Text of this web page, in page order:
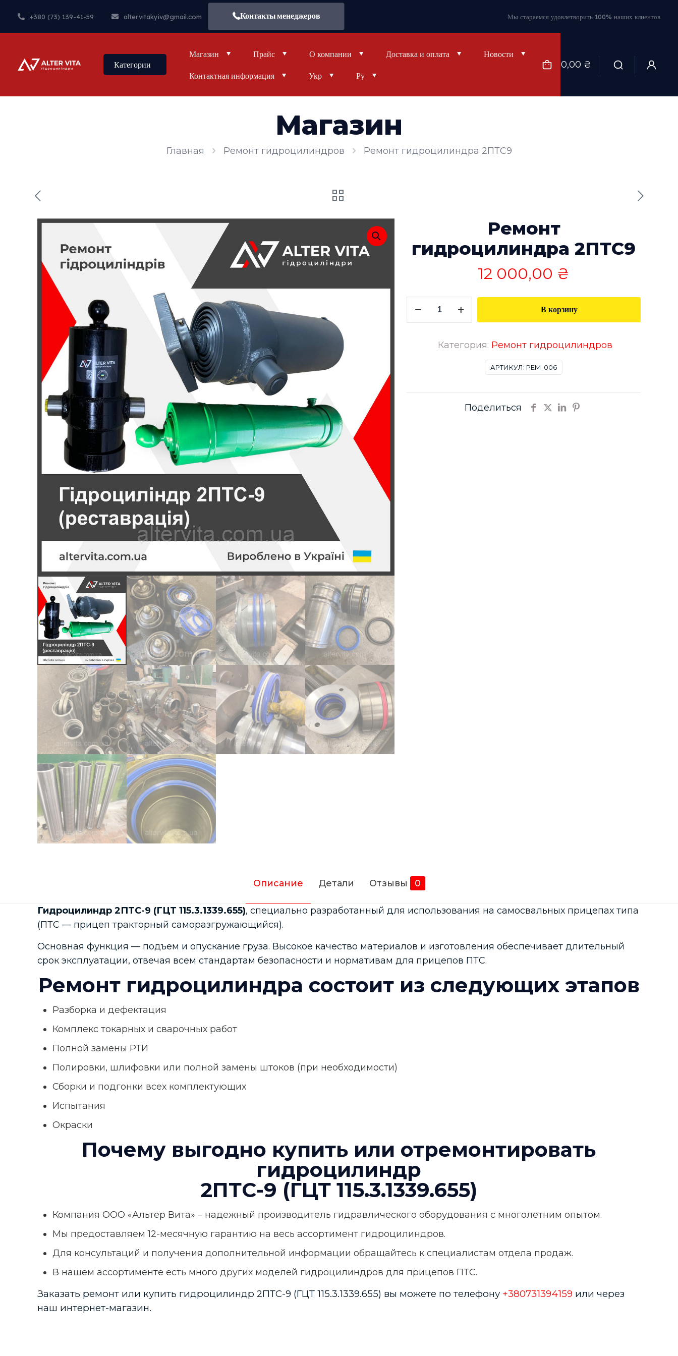
+380 (73) 139-41-59 altervitakyiv@gmail.com Контакты менеджеров Мы стараемся удовлетворить 100% наших клиентов
Категории
Магазин Прайс О компании Доставка и оплата Новости
Контактная информация Укр Ру
0,00 ₴
Магазин
Главная Ремонт гидроцилиндров Ремонт гидроцилиндра 2ПТС9
Ремонт
гидроцилиндра 2ПТС9
12 000,00 ₴
гидроцилиндра
В корзину
АРТИКУЛ: РЕМ-006
Категория: Ремонт гидроцилиндров
Поделиться
Описание Детали Отзывы 0
Гидроцилиндр 2ПТС-9 (ГЦТ 115.3.1339.655), специально разработанный для использования на самосвальных прицепах типа
(ПТС — прицеп тракторный саморазгружающийся).
Основная функция — подъем и опускание груза. Высокое качество материалов и изготовления обеспечивает длительный
срок эксплуатации, отвечая всем стандартам безопасности и нормативам для прицепов ПТС.
Ремонт гидроцилиндра состоит из следующих этапов
Разборка и дефектация
Комплекс токарных и сварочных работ
Полной замены РТИ
Полировки, шлифовки или полной замены штоков (при необходимости)
Сборки и подгонки всех комплектующих
Испытания
Окраски
Почему выгодно купить или отремонтировать
гидроцилиндр
2ПТС-9 (ГЦТ 115.3.1339.655)
Компания ООО «Альтер Вита» – надежный производитель гидравлического оборудования с многолетним опытом.
Мы предоставляем 12-месячную гарантию на весь ассортимент гидроцилиндров.
Для консультаций и получения дополнительной информации обращайтесь к специалистам отдела продаж.
В нашем ассортименте есть много других моделей гидроцилиндров для прицепов ПТС.
Заказать ремонт или купить гидроцилиндр 2ПТС-9 (ГЦТ 115.3.1339.655) вы можете по телефону +380731394159 или через
наш интернет-магазин.